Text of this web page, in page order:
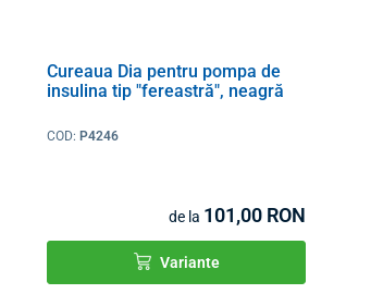
Cureaua Dia pentru pompa de
insulina tip "fereastră", neagră
COD: P4246
de la 101,00 RON
Variante